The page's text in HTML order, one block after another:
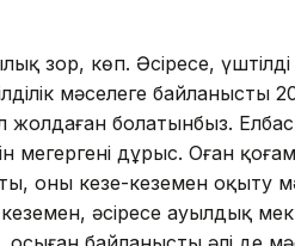
зор, көп. Әсіресе,
мәселеге байланысты
болатынбыз.
меңгергені дұрыс. Оған
оның кезең-кезеңмен оқыту
кезеңмен, әсіресе ауылдық